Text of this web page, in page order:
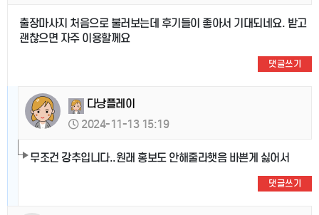
출장마사지 처음으로 불러보는데 후기들이 좋아서 기대되네요. 받고
괜찮으면 자주 이용할께요
댓글쓰기
다낭플레이
2024-11-13 15:19
무조건 강추입니다..원래 홍보도 안해줄라햇음 바쁜게 싫어서
댓글쓰기